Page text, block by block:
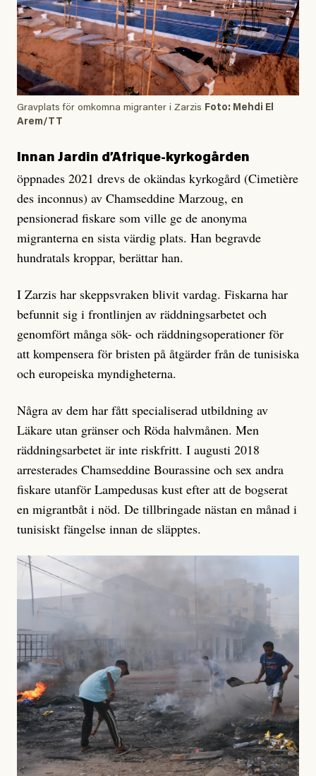
Gravplats för omkomna migranter i Zarzis Foto: Mehdi El
Arem/TT
Innan Jardin d’Afrique-kyrkogården
öppnades 2021 drevs de okändas kyrkogård (Cimetière
des inconnus) av Chamseddine Marzoug, en
pensionerad fiskare som ville ge de anonyma
migranterna en sista värdig plats. Han begravde
hundratals kroppar, berättar han.
I Zarzis har skeppsvraken blivit vardag. Fiskarna har
befunnit sig i frontlinjen av räddningsarbetet och
genomfört många sök- och räddningsoperationer för
att kompensera för bristen på åtgärder från de tunisiska
och europeiska myndigheterna.
Några av dem har fått specialiserad utbildning av
Läkare utan gränser och Röda halvmånen. Men
räddningsarbetet är inte riskfritt. I augusti 2018
arresterades Chamseddine Bourassine och sex andra
fiskare utanför Lampedusas kust efter att de bogserat
en migrantbåt i nöd. De tillbringade nästan en månad i
tunisiskt fängelse innan de släpptes.